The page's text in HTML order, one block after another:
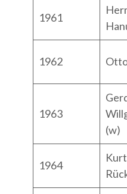
1961
1962
1963
(w)
1964
Kurt